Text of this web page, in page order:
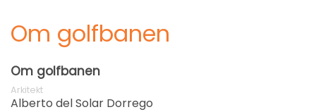
Om golfbanen
Om golfbanen
Arkitekt
Alberto del Solar Dorrego